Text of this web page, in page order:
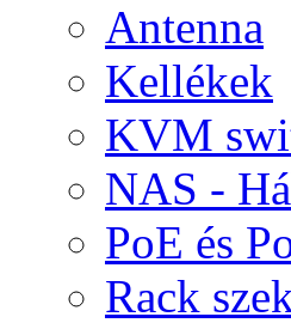
Antenna
Kellékek
KVM
NAS -
PoE és
Rack